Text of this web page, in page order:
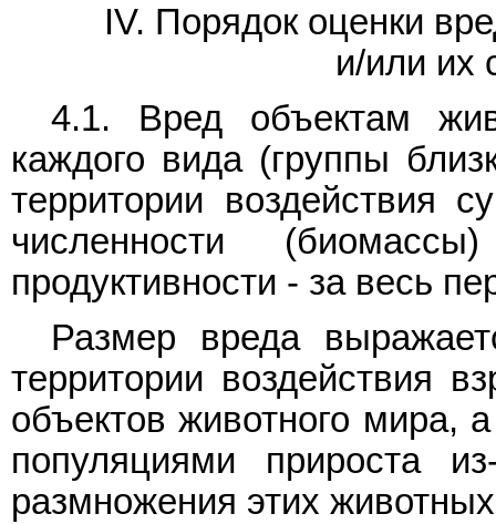
IV. Порядок оценки
и/или их
4.1. Вред объектам
каждого вида (группы
территории воздействия
численности
продуктивности - за весь
Размер вреда
территории воздействия
объектов животного мира,
популяциями прироста
размножения этих